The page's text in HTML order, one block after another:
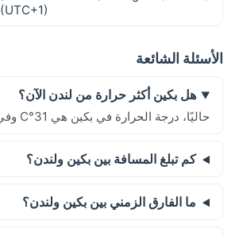
(UTC+1)
الأسئلة الشائعة
هل بكين أكثر حرارة من لندن الآن؟
حاليًا، درجة الحرارة في بكين هي 31°C وفي لندن هي 15°C.
كم تبلغ المسافة بين بكين ولندن؟
ما الفارق الزمني بين بكين ولندن؟